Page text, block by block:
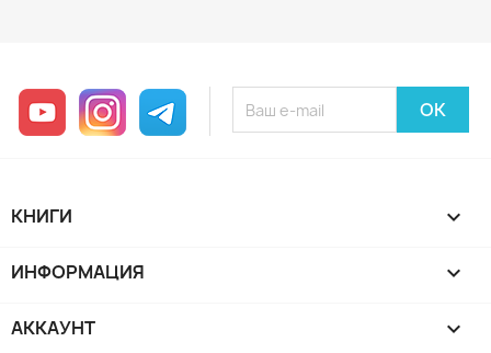
YouTube InstagramTelegram
КНИГИ 
ИНФОРМАЦИЯ 
АККАУНТ 